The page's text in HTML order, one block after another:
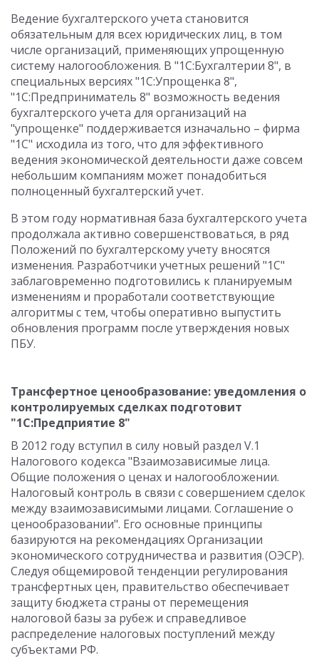
Ведение бухгалтерского учета становится
обязательным для всех юридических лиц, в том
числе организаций, применяющих упрощенную
систему налогообложения. В "1С:Бухгалтерии 8", в
специальных версиях "1С:Упрощенка 8",
"1С:Предприниматель 8" возможность ведения
бухгалтерского учета для организаций на
"упрощенке" поддерживается изначально – фирма
"1С" исходила из того, что для эффективного
ведения экономической деятельности даже совсем
небольшим компаниям может понадобиться
полноценный бухгалтерский учет.
В этом году нормативная база бухгалтерского учета
продолжала активно совершенствоваться, в ряд
Положений по бухгалтерскому учету вносятся
изменения. Разработчики учетных решений "1С"
заблаговременно подготовились к планируемым
изменениям и проработали соответствующие
алгоритмы с тем, чтобы оперативно выпустить
обновления программ после утверждения новых
ПБУ.
Трансфертное ценообразование: уведомления о
контролируемых сделках подготовит
"1С:Предприятие 8"
В 2012 году вступил в силу новый раздел V.1
Налогового кодекса "Взаимозависимые лица.
Общие положения о ценах и налогообложении.
Налоговый контроль в связи с совершением сделок
между взаимозависимыми лицами. Соглашение о
ценообразовании". Его основные принципы
базируются на рекомендациях Организации
экономического сотрудничества и развития (ОЭСР).
Следуя общемировой тенденции регулирования
трансфертных цен, правительство обеспечивает
защиту бюджета страны от перемещения
налоговой базы за рубеж и справедливое
распределение налоговых поступлений между
субъектами РФ.